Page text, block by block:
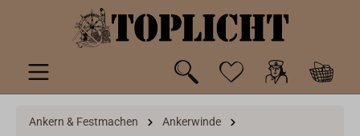
springen
Ankern & Festmachen
Ankerwinde